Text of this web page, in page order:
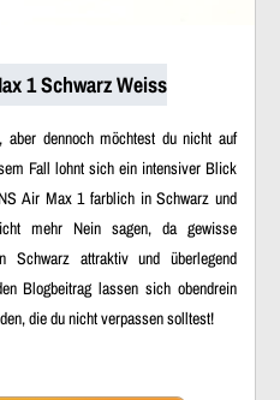
1 Schwarz Weiss
dennoch möchtest du nicht auf
Fall lohnt sich ein intensiver Blick
Air Max 1 farblich in Schwarz und
mehr Nein sagen, da gewisse
Schwarz attraktiv und überlegend
Blogbeitrag lassen sich obendrein
die du nicht verpassen solltest!